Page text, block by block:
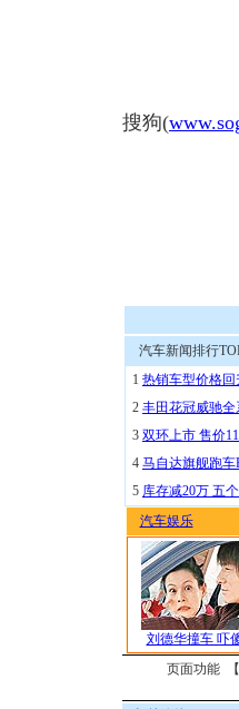
搜狗(
汽车新闻排行
1 热销车型价格
2 丰田花冠威驰全
3 双环上市 售价
4 马自达旗舰跑车
5 库存减20万 五
汽车娱乐
刘德华撞车 吓
页面功能 【